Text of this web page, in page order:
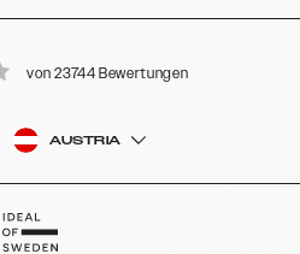
von 23744 Bewertungen
AUSTRIA